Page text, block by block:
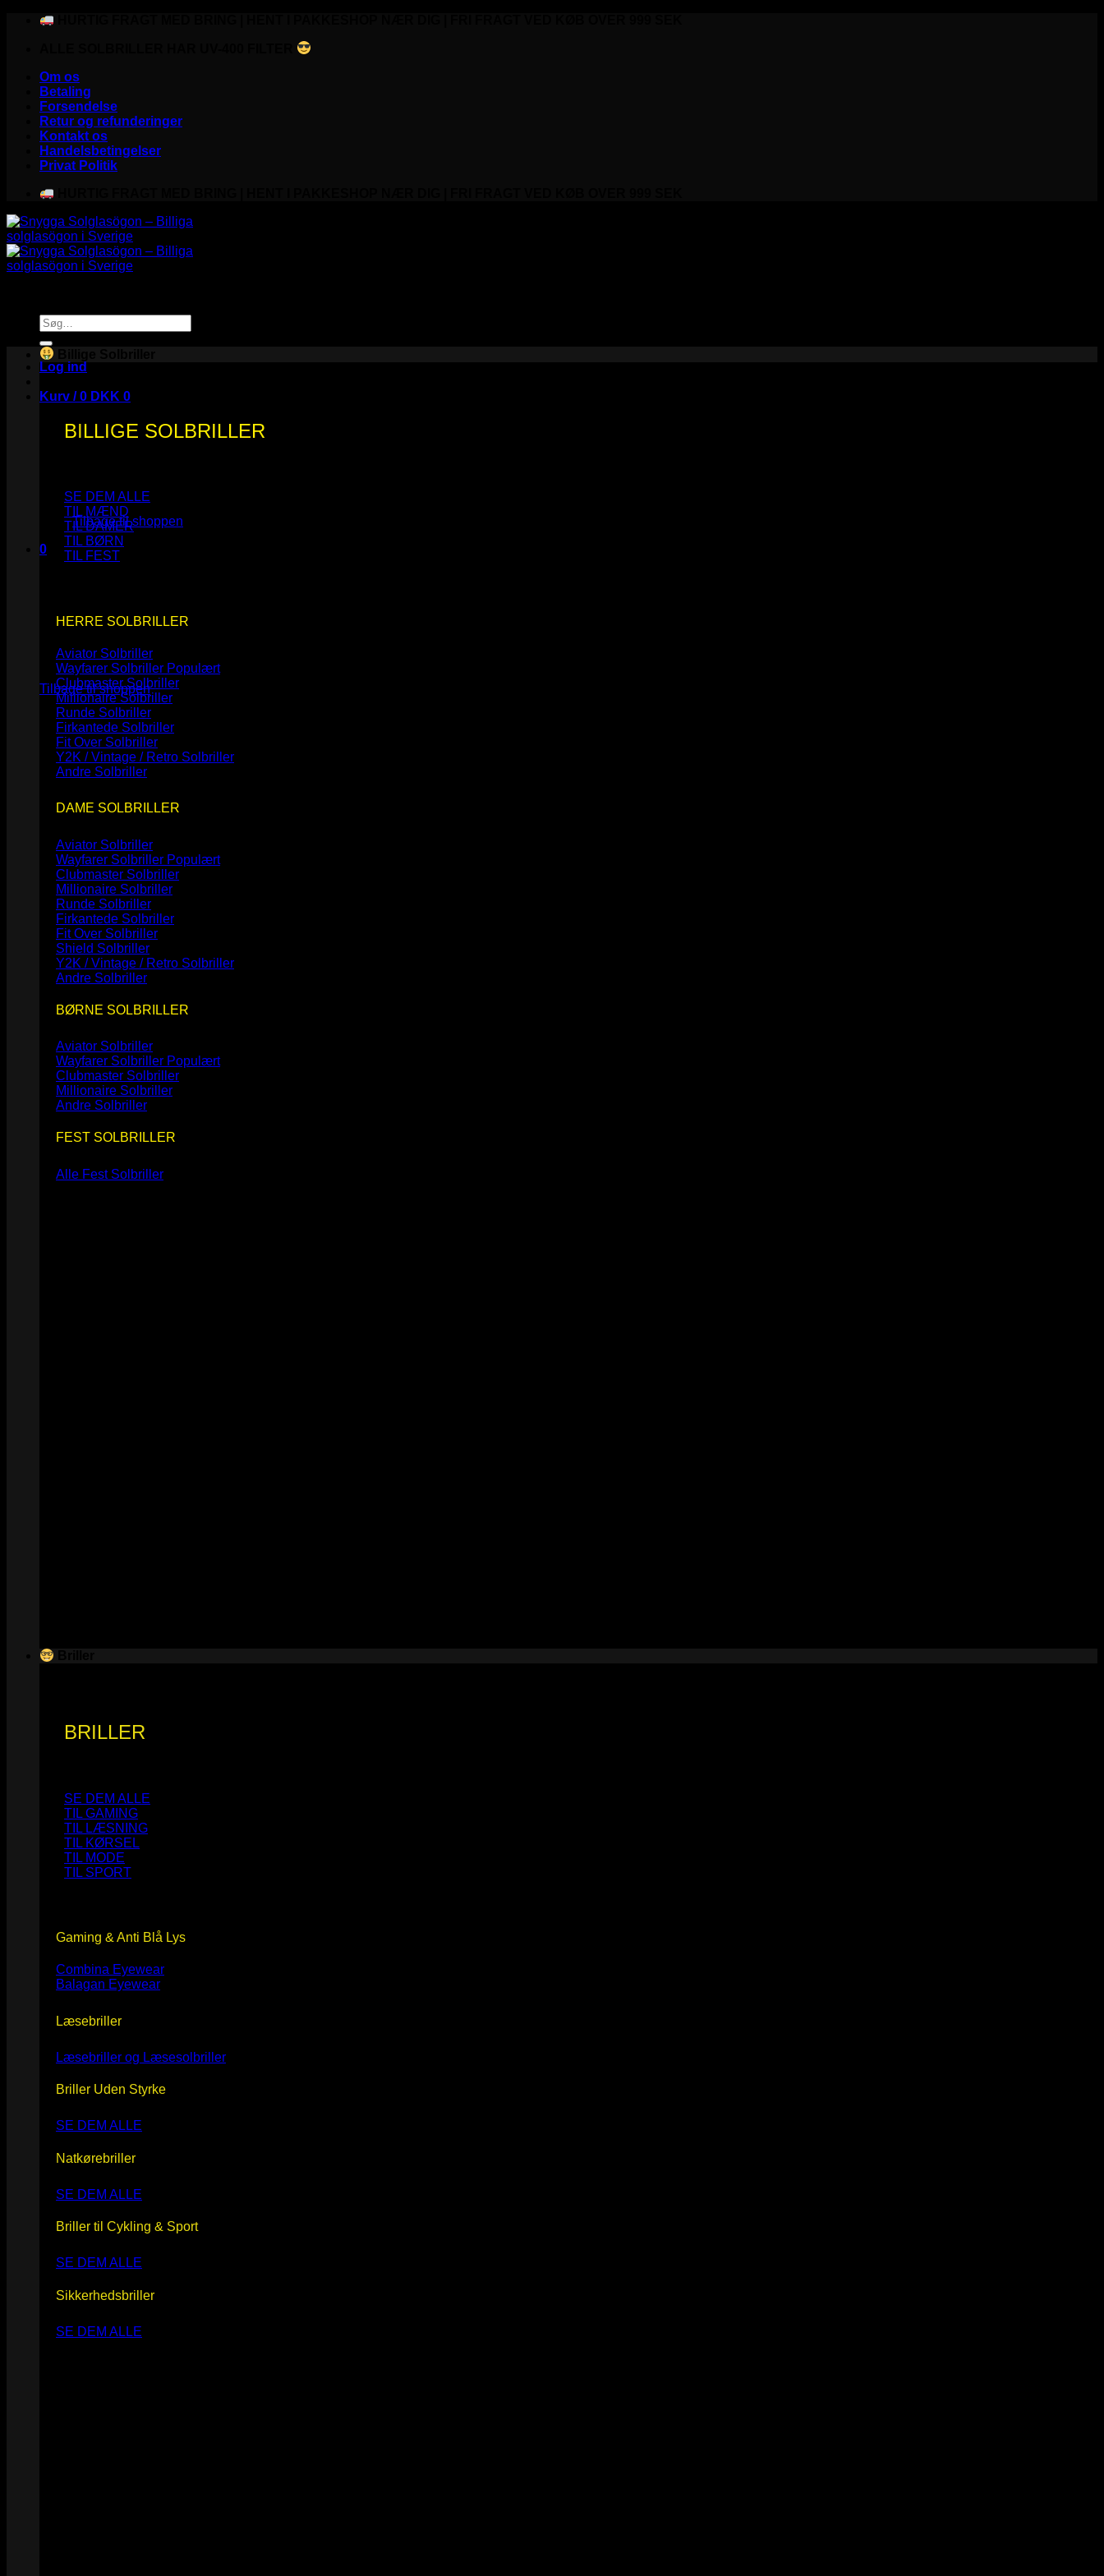
Fortsæt
Om os
Betaling
Forsendelse
Retur og refunderinger
Kontakt os
Handelsbetingelser
Privat Politik
Søg
efter:
Log ind
Kurv /0 DKK 0
Ingen varer i kurven.
Tilbage til shoppen
0
Kurv
Ingen varer i kurven.
Tilbage til shoppen
BILLIGE SOLBRILLER
SE DEM ALLE
TIL MÆND
TIL DAMER
TIL BØRN
TIL FEST
HERRE SOLBRILLER
Aviator Solbriller
Wayfarer Solbriller
Clubmaster Solbriller
Millionaire Solbriller
Runde Solbriller
Firkantede Solbriller
Fit Over Solbriller
Y2K / Vintage / Retro Solbriller
Andre Solbriller
DAME SOLBRILLER
Aviator Solbriller
Wayfarer Solbriller
Clubmaster Solbriller
Millionaire Solbriller
Runde Solbriller
Firkantede Solbriller
Fit Over Solbriller
Shield Solbriller
Y2K / Vintage / Retro Solbriller
Andre Solbriller
BØRNE SOLBRILLER
Aviator Solbriller
Wayfarer Solbriller
Clubmaster Solbriller
Millionaire Solbriller
Andre Solbriller
FEST SOLBRILLER
Alle Fest Solbriller
BRILLER
SE DEM ALLE
TIL GAMING
TIL LÆSNING
TIL KØRSEL
TIL MODE
TIL SPORT
Gaming & Anti Blå Lys
Combina Eyewear
Balagan Eyewear
Læsebriller
Læsebriller og Læsesolbriller
Briller Uden Styrke
SE DEM ALLE
Natkørebriller
SE DEM ALLE
Briller til Cykling & Sport
SE DEM ALLE
Sikkerhedsbriller
SE DEM ALLE